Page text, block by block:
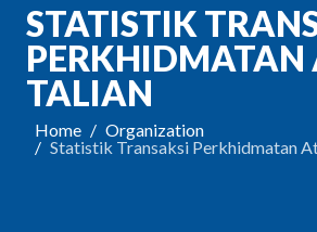
STATISTIK
PERKHIDMATAN
TALIAN
Home
Organization
Statistik Transaksi Perkhidmatan